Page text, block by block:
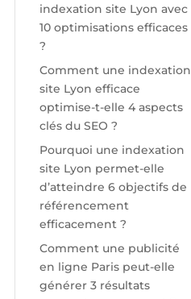
indexation site Lyon avec
10 optimisations efficaces
?
Comment une indexation
site Lyon efficace
optimise-t-elle 4 aspects
clés du SEO ?
Pourquoi une indexation
site Lyon permet-elle
d’atteindre 6 objectifs de
référencement
efficacement ?
Comment une publicité
en ligne Paris peut-elle
générer 3 résultats